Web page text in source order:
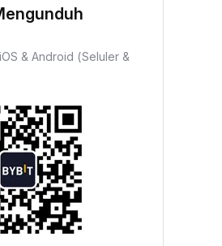
& Android (Seluler &